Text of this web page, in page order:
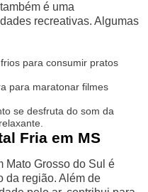
é uma
recreativas. Algumas
para consumir pratos
para maratonar filmes
se desfruta do som da
Fria em MS
Mato Grosso do Sul é
da região. Além de